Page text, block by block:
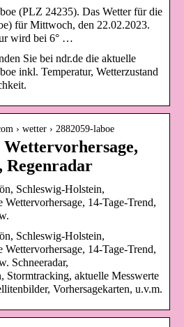
(PLZ 24235). Das Wetter für die
für Mittwoch, den 22.02.2023.
wird bei 6° …
Sie bei ndr.de die aktuelle
inkl. Temperatur, Wetterzustand
› wetter › 2882059-laboe
Regenradar
Schleswig-Holstein,
14-Tage-Trend,
Schleswig-Holstein,
14-Tage-Trend,
Schneeradar,
Stormtracking, aktuelle Messwerte
Vorhersagekarten, u.v.m.